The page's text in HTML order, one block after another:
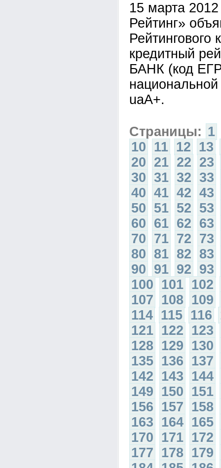
15 марта
Рейтинг»
Рейтингового
кредитный
БАНК (код
uaA+.
Страницы: 1
10 11 12 13
20 21 22 23
30 31 32 33
40 41 42 43
50 51 52 53
60 61 62 63
70 71 72 73
80 81 82 83
90 91 92 93
100 101 102
107 108 109
114 115 116
121 122 123
128 129 130
135 136 137
142 143 144
149 150 151
156 157 158
163 164 165
170 171 172
177 178 179